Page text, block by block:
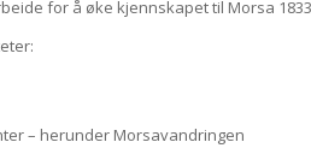
for å øke kjennskapet til Morsa
– herunder Morsavandringen